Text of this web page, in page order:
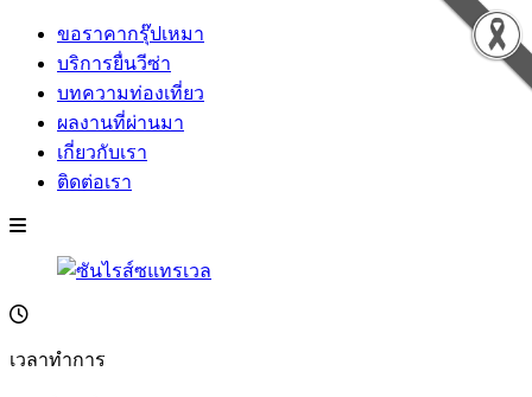
ขอราคากรุ๊ปเหมา
บริการยื่นวีซ่า
บทความท่องเที่ยว
ผลงานที่ผ่านมา
เกี่ยวกับเรา
ติดต่อเรา
เวลาทำการ